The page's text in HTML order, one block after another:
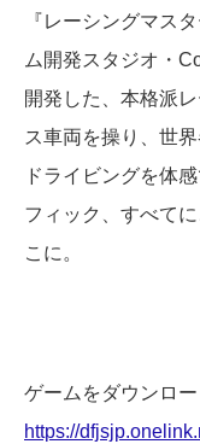
『レーシングマス
ム開発スタジオ・
開発した、本格派
ス車両を操り、世
ドライビングを体
フィック、すべて
こに。
ゲームをダウンロー
https://